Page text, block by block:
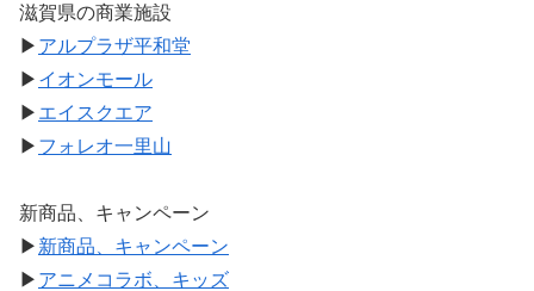
滋賀県の商業施設
▶ アルプラザ平和堂
▶ イオンモール
▶ エイスクエア
▶ フォレオ一里山
新商品、キャンペーン
▶ 新商品、キャンペーン
▶ アニメコラボ、キッズ